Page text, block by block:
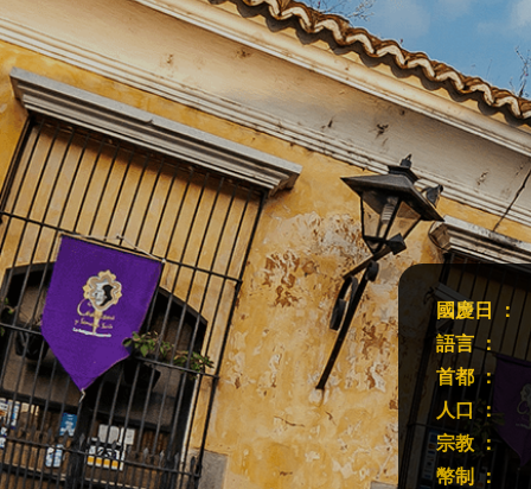
國慶日 ：
語言 ：
首都 ：
人口 ：
宗教 ：
幣制 ：